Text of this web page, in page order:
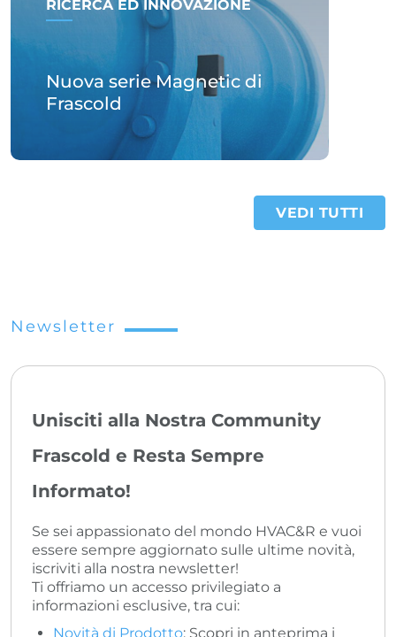
RICERCA ED INNOVAZIONE
Nuova serie Magnetic di
Frascold
VEDI TUTTI
Newsletter
Unisciti alla Nostra Community
Frascold e Resta Sempre
Informato!
Se sei appassionato del mondo HVAC&R e vuoi
essere sempre aggiornato sulle ultime novità,
iscriviti alla nostra newsletter!
Ti offriamo un accesso privilegiato a
informazioni esclusive, tra cui:
Novità di Prodotto: Scopri in anteprima i